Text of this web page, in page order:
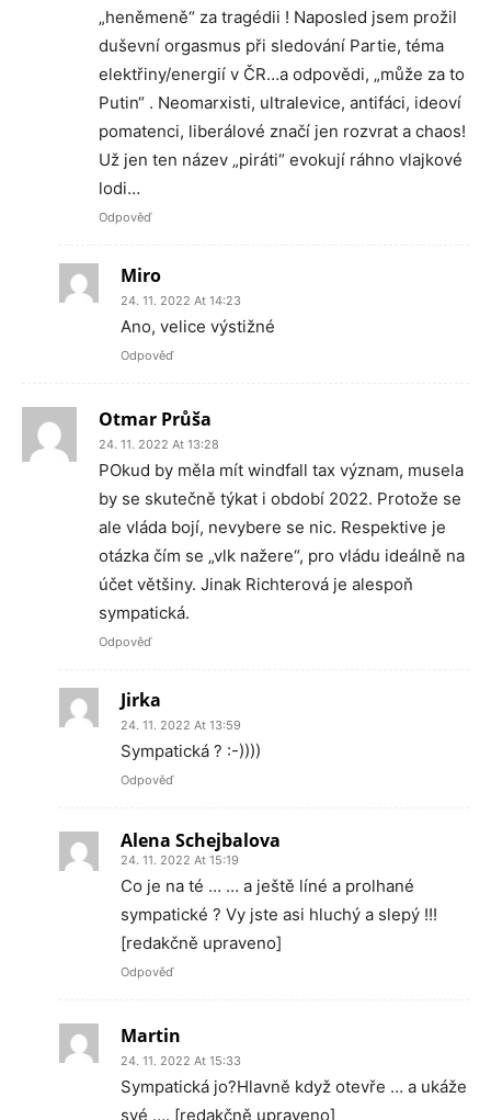
„heněmeně“ za tragédii ! Naposled jsem prožil
duševní orgasmus při sledování Partie, téma
elektřiny/energií v ČR…a odpovědi, „může za to
Putin“ . Neomarxisti, ultralevice, antifáci, ideoví
pomatenci, liberálové značí jen rozvrat a chaos!
Už jen ten název „piráti“ evokují ráhno vlajkové
lodi…
Odpověď
Miro
24. 11. 2022 At 14:23
Ano, velice výstižné
Odpověď
Otmar Průša
24. 11. 2022 At 13:28
POkud by měla mít windfall tax význam, musela
by se skutečně týkat i období 2022. Protože se
ale vláda bojí, nevybere se nic. Respektive je
otázka čím se „vlk nažere“, pro vládu ideálně na
účet většiny. Jinak Richterová je alespoň
sympatická.
Odpověď
Jirka
24. 11. 2022 At 13:59
Sympatická ? :-))))
Odpověď
Alena Schejbalova
24. 11. 2022 At 15:19
Co je na té … … a ještě líné a prolhané
sympatické ? Vy jste asi hluchý a slepý !!!
[redakčně upraveno]
Odpověď
Martin
24. 11. 2022 At 15:33
Sympatická jo?Hlavně když otevře … a ukáže
své …. [redakčně upraveno]